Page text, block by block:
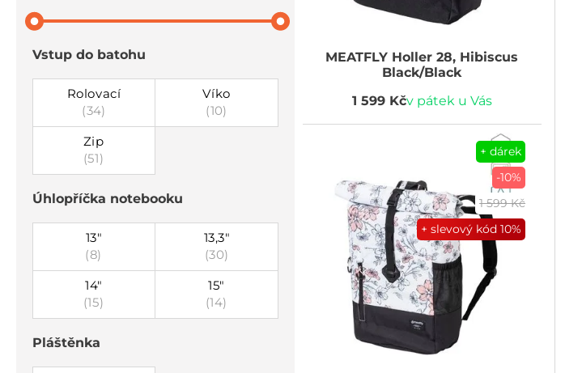
Vstup do batohu
Rolovací
(34)
Víko
(10)
Zip
(51)
Úhlopříčka notebooku
13"
(8)
13,3"
(30)
14"
(15)
15"
(14)
Pláštěnka
MEATFLY Holler 28, Hibiscus
Black/Black
1 599 Kčv pátek u Vás
+ dárek
-10%
1 599 Kč
+ slevový kód 10%